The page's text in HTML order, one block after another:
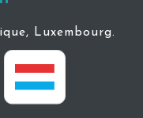
Luxembourg.